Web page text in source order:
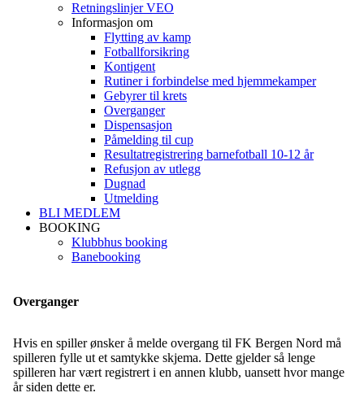
Retningslinjer VEO
Informasjon om
Flytting av kamp
Fotballforsikring
Kontigent
Rutiner i forbindelse med hjemmekamper
Gebyrer til krets
Overganger
Dispensasjon
Påmelding til cup
Resultatregistrering barnefotball 10-12 år
Refusjon av utlegg
Dugnad
Utmelding
BLI MEDLEM
BOOKING
Klubbhus booking
Banebooking
Overganger
Hvis en spiller ønsker å melde overgang til FK Bergen Nord må
spilleren fylle ut et samtykke skjema. Dette gjelder så lenge
spilleren har vært registrert i en annen klubb, uansett hvor mange
år siden dette er.